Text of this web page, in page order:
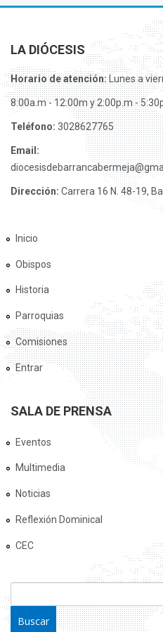
LA DIÓCESIS
Horario de atención:Lunes a
8:00a.m - 12:00m y 2:00p.m -
Teléfono: 3028627765
Email:
Dirección: Carrera 16 N. 48-19,
Inicio
Obispos
Historia
Parroquias
Comisiones
Entrar
SALA DE PRENSA
Eventos
Multimedia
Noticias
Reflexión Dominical
CEC
FORMULARIO DE